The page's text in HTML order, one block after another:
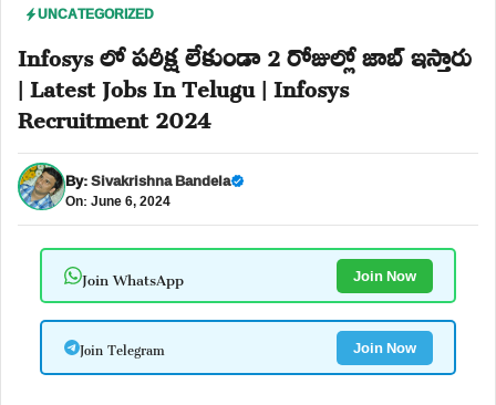
UNCATEGORIZED
Infosys లో పరీక్ష లేకుండా 2 రోజుల్లో జాబ్ ఇస్తారు
| Latest Jobs In Telugu | Infosys
Recruitment 2024
By:Sivakrishna Bandela
On: June 6, 2024
Join WhatsApp Join Now
Join Telegram Join Now